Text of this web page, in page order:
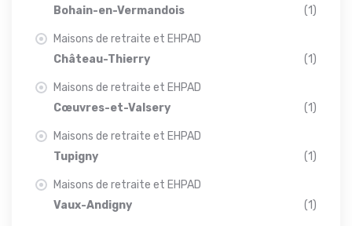
Bohain-en-Vermandois
(1)
Maisons de retraite et EHPAD
Château-Thierry
(1)
Maisons de retraite et EHPAD
Cœuvres-et-Valsery
(1)
Maisons de retraite et EHPAD
Tupigny
(1)
Maisons de retraite et EHPAD
Vaux-Andigny
(1)